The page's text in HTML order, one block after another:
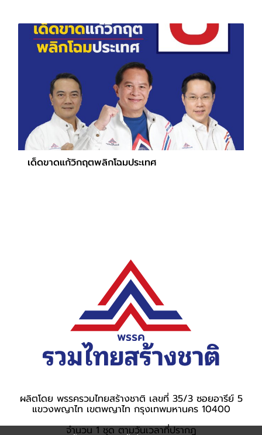
เด็ดขาดแก้วิกฤตพลิกโฉมประเทศ
ผลิตโดย พรรครวมไทยสร้างชาติ เลขที่ 35/3 ซอยอารีย์ 5
แขวงพญาไท เขตพญาไท กรุงเทพมหานคร 10400
จำนวน 1 ชุด ตามวันเวลาที่ปรากฎ